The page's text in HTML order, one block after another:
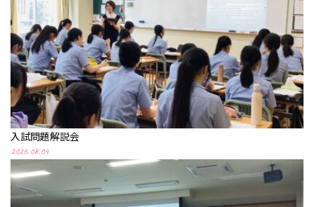
学
校・
高
等
学
校
入試問題解説会
2026.08.04